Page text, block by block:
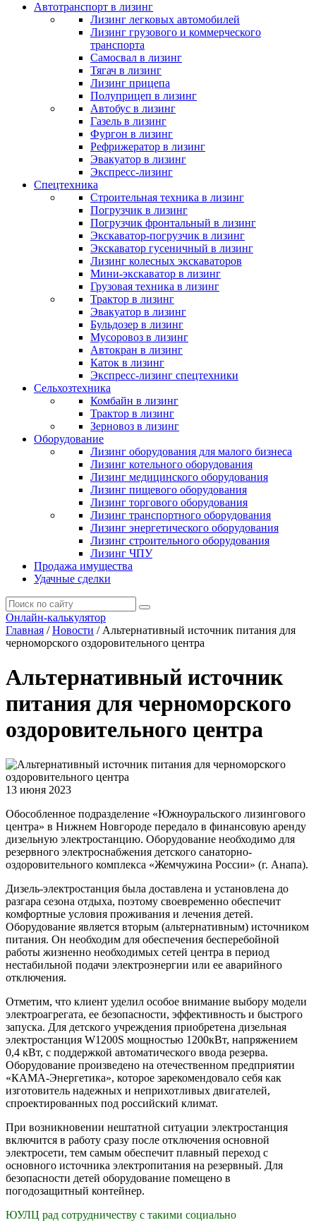
Автотранспорт в лизинг
Лизинг легковых автомобилей
Лизинг грузового и коммерческого
транспорта
Самосвал в лизинг
Тягач в лизинг
Лизинг прицепа
Полуприцеп в лизинг
Автобус в лизинг
Газель в лизинг
Фургон в лизинг
Рефрижератор в лизинг
Эвакуатор в лизинг
Экспресс-лизинг
Спецтехника
Строительная техника в лизинг
Погрузчик в лизинг
Погрузчик фронтальный в лизинг
Экскаватор-погрузчик в лизинг
Экскаватор гусеничный в лизинг
Лизинг колесных экскаваторов
Мини-экскаватор в лизинг
Грузовая техника в лизинг
Трактор в лизинг
Эвакуатор в лизинг
Бульдозер в лизинг
Мусоровоз в лизинг
Автокран в лизинг
Каток в лизинг
Экспресс-лизинг спецтехники
Сельхозтехника
Комбайн в лизинг
Трактор в лизинг
Зерновоз в лизинг
Оборудование
Лизинг оборудования для малого бизнеса
Лизинг котельного оборудования
Лизинг медицинского оборудования
Лизинг пищевого оборудования
Лизинг торгового оборудования
Лизинг транспортного оборудования
Лизинг энергетического оборудования
Лизинг строительного оборудования
Лизинг ЧПУ
Продажа имущества
Удачные сделки
Онлайн-калькулятор
Главная / Новости / Альтернативный источник питания для
черноморского оздоровительного центра
Альтернативный источник
питания для черноморского
оздоровительного центра
13 июня 2023
Обособленное подразделение «Южноуральского лизингового
центра» в Нижнем Новгороде передало в финансовую аренду
дизельную электростанцию. Оборудование необходимо для
резервного электроснабжения детского санаторно-
оздоровительного комплекса «Жемчужина России» (г. Анапа).
Дизель-электростанция была доставлена и установлена до
разгара сезона отдыха, поэтому своевременно обеспечит
комфортные условия проживания и лечения детей.
Оборудование является вторым (альтернативным) источником
питания. Он необходим для обеспечения бесперебойной
работы жизненно необходимых сетей центра в период
нестабильной подачи электроэнергии или ее аварийного
отключения.
Отметим, что клиент уделил особое внимание выбору модели
электроагрегата, ее безопасности, эффективность и быстрого
запуска. Для детского учреждения приобретена дизельная
электростанция W1200S мощностью 1200кВт, напряжением
0,4 кВт, с поддержкой автоматического ввода резерва.
Оборудование произведено на отечественном предприятии
«КАМА-Энергетика», которое зарекомендовало себя как
изготовитель надежных и неприхотливых двигателей,
спроектированных под российский климат.
При возникновении нештатной ситуации электростанция
включится в работу сразу после отключения основной
электросети, тем самым обеспечит плавный переход с
основного источника электропитания на резервный. Для
безопасности детей оборудование помещено в
погодозащитный контейнер.
ЮУЛЦ рад сотрудничеству с такими социально